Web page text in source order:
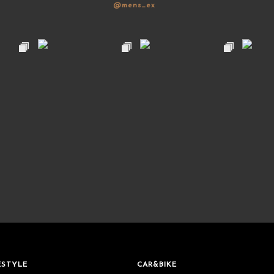
@mens_ex
CAR&BIKE